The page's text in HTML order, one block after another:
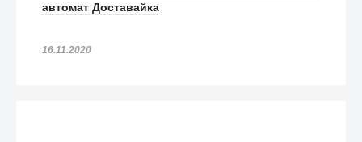
автомат Доставайка
16.11.2020